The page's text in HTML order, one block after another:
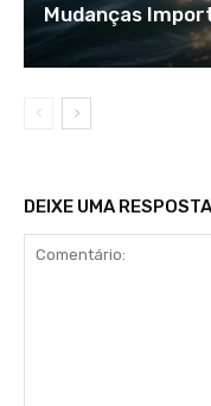
Mudanças
DEIXE UMA RESPOSTA